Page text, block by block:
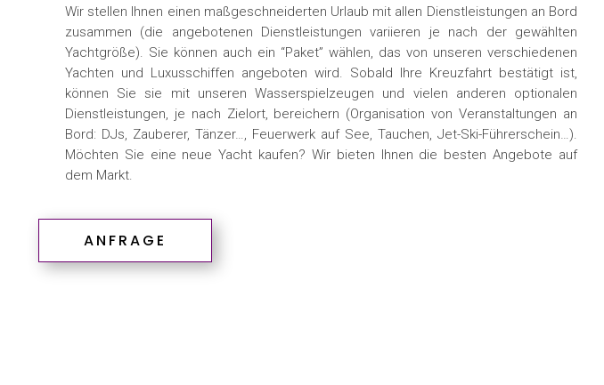
Wir stellen Ihnen einen maßgeschneiderten Urlaub mit allen Dienstleistungen an Bord
zusammen (die angebotenen Dienstleistungen variieren je nach der gewählten
Yachtgröße). Sie können auch ein “Paket” wählen, das von unseren verschiedenen
Yachten und Luxusschiffen angeboten wird. Sobald Ihre Kreuzfahrt bestätigt ist,
können Sie sie mit unseren Wasserspielzeugen und vielen anderen optionalen
Dienstleistungen, je nach Zielort, bereichern (Organisation von Veranstaltungen an
Bord: DJs, Zauberer, Tänzer…, Feuerwerk auf See, Tauchen, Jet-Ski-Führerschein…).
Möchten Sie eine neue Yacht kaufen? Wir bieten Ihnen die besten Angebote auf
dem Markt.
ANFRAGE